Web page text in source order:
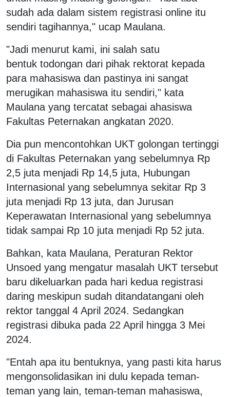
sudah ada dalam sistem registrasi online itu
sendiri tagihannya," ucap Maulana.
"Jadi menurut kami, ini salah satu
bentuk todongan dari pihak rektorat kepada
para mahasiswa dan pastinya ini sangat
merugikan mahasiswa itu sendiri," kata
Maulana yang tercatat sebagai ahasiswa
Fakultas Peternakan angkatan 2020.
Dia pun mencontohkan UKT golongan tertinggi
di Fakultas Peternakan yang sebelumnya Rp
2,5 juta menjadi Rp 14,5 juta, Hubungan
Internasional yang sebelumnya sekitar Rp 3
juta menjadi Rp 13 juta, dan Jurusan
Keperawatan Internasional yang sebelumnya
tidak sampai Rp 10 juta menjadi Rp 52 juta.
Bahkan, kata Maulana, Peraturan Rektor
Unsoed yang mengatur masalah UKT tersebut
baru dikeluarkan pada hari kedua registrasi
daring meskipun sudah ditandatangani oleh
rektor tanggal 4 April 2024. Sedangkan
registrasi dibuka pada 22 April hingga 3 Mei
2024.
"Entah apa itu bentuknya, yang pasti kita harus
mengonsolidasikan ini dulu kepada teman-
teman yang lain, teman-teman mahasiswa,